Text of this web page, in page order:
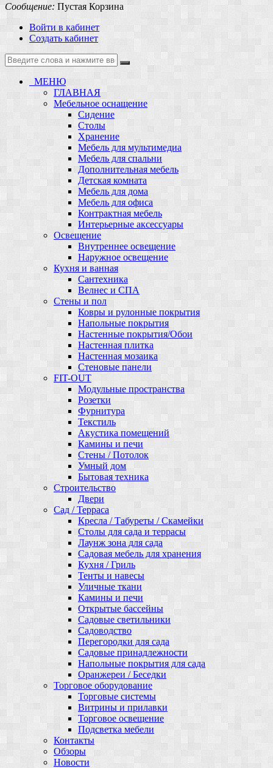
Сообщение: Пустая Корзина
Войти в кабинет
Создать кабинет
МЕНЮ
ГЛАВНАЯ
Мебельное оснащение
Сидение
Столы
Хранение
Мебель для мультимедиа
Мебель для спальни
Дополнительная мебель
Детская комната
Мебель для дома
Мебель для офиса
Контрактная мебель
Интерьерные аксессуары
Освещение
Внутреннее освещение
Наружное освещение
Кухня и ванная
Сантехника
Велнес и СПА
Стены и пол
Ковры и рулонные покрытия
Напольные покрытия
Настенные покрытия/Обои
Настенная плитка
Настенная мозаика
Стеновые панели
FIT-OUT
Модульные пространства
Розетки
Фурнитура
Текстиль
Акустика помещений
Камины и печи
Стены / Потолок
Умный дом
Бытовая техника
Строительство
Двери
Сад / Терраса
Кресла / Табуреты / Скамейки
Столы для сада и террасы
Лаунж зона для сада
Садовая мебель для хранения
Кухня / Гриль
Тенты и навесы
Уличные ткани
Камины и печи
Открытые бассейны
Садовые светильники
Садоводство
Перегородки для сада
Садовые принадлежности
Напольные покрытия для сада
Оранжереи / Беседки
Торговое оборудование
Торговые системы
Витрины и прилавки
Торговое освещение
Подсветка мебели
Контакты
Обзоры
Новости